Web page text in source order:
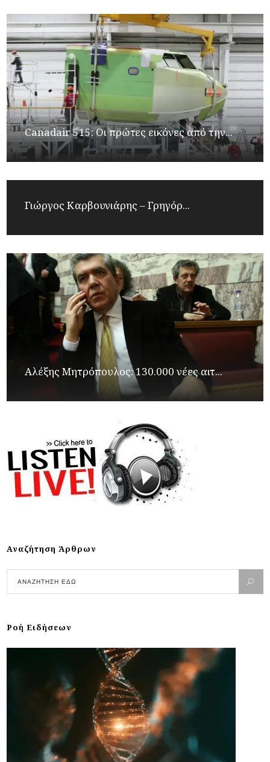
Canadair 515: Οι πρώτες εικόνες από την...
Γιώργος Καρβουνιάρης – Γρηγόρ...
Αλέξης Μητρόπουλος: 130.000 νέες αιτ...
Αναζήτηση Άρθρων
Ροή Ειδήσεων